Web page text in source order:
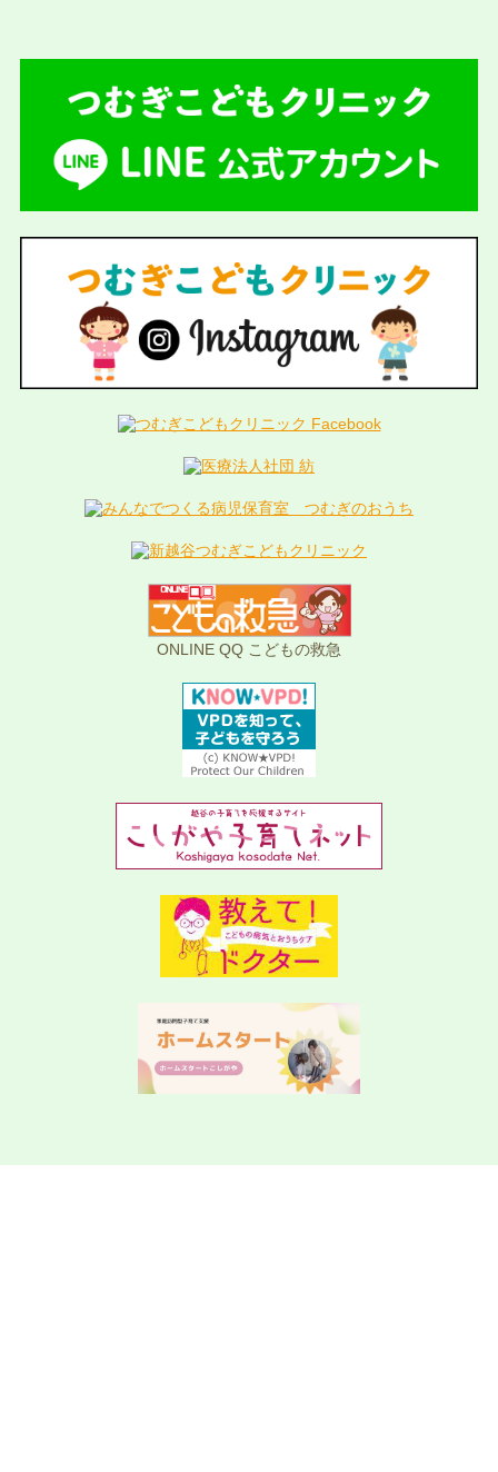
ONLINE QQ こどもの救急